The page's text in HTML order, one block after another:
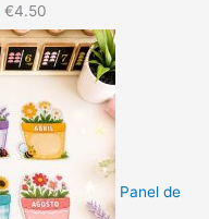
€4.50
Panel de